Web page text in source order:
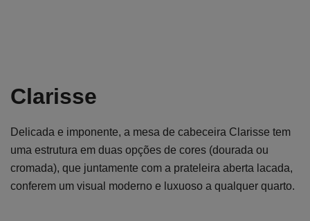
Clarisse
Delicada e imponente, a mesa de cabeceira Clarisse tem
uma estrutura em duas opções de cores (dourada ou
cromada), que juntamente com a prateleira aberta lacada,
conferem um visual moderno e luxuoso a qualquer quarto.